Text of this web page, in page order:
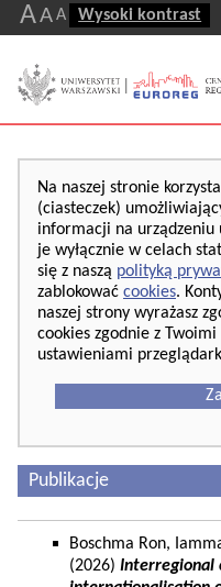
AA A Wysoki kontrast
Na naszej stronie
(ciasteczek)
informacji na urządzeniu
je wyłącznie w celach
się z naszą polityką
zablokować cookies.
naszej strony wyrażasz
cookies zgodnie z
ustawieniami
Publikacje
Boschma Ron,
(2026) Interregional